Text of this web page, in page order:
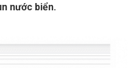
nước biển.